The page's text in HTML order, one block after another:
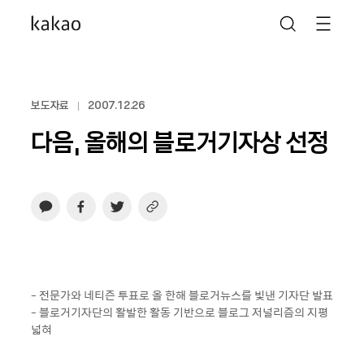
보도자료 2007.12.26
다음, 올해의 블로거기자상 선정
- 전문가와 네티즌 투표로 올 한해 블로거뉴스를 빛낸 기자단 발표
- 블로거기자단의 활발한 활동 기반으로 블로그 저널리즘의 지평
넓혀